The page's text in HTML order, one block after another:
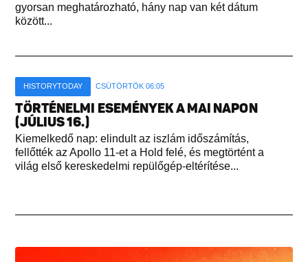
gyorsan meghatározható, hány nap van két dátum
között...
HISTORYTODAY CSÜTÖRTÖK 06:05
TÖRTÉNELMI ESEMÉNYEK A MAI NAPON
(JÚLIUS 16.)
Kiemelkedő nap: elindult az iszlám időszámítás,
fellőtték az Apollo 11-et a Hold felé, és megtörtént a
világ első kereskedelmi repülőgép-eltérítése...